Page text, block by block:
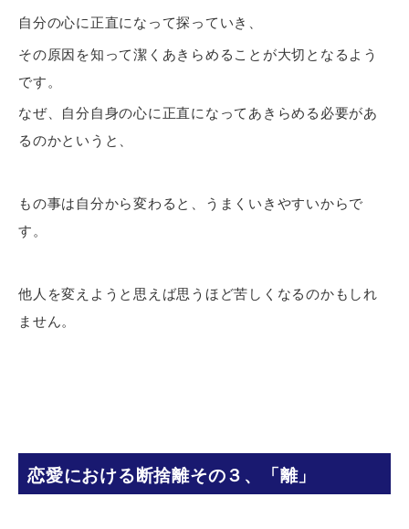
自分の心に正直になって探っていき、
その原因を知って潔くあきらめることが大切となるよう
です。
なぜ、自分自身の心に正直になってあきらめる必要があ
るのかというと、
もの事は自分から変わると、うまくいきやすいからで
す。
他人を変えようと思えば思うほど苦しくなるのかもしれ
ません。
恋愛における断捨離その３、「離」